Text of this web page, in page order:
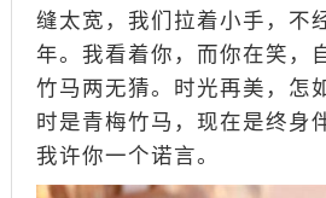
缝太宽，我们拉着小手，不
年。我看着你，而你在笑，
竹马两无猜。时光再美，怎
时是青梅竹马，现在是终身
我许你一个诺言。